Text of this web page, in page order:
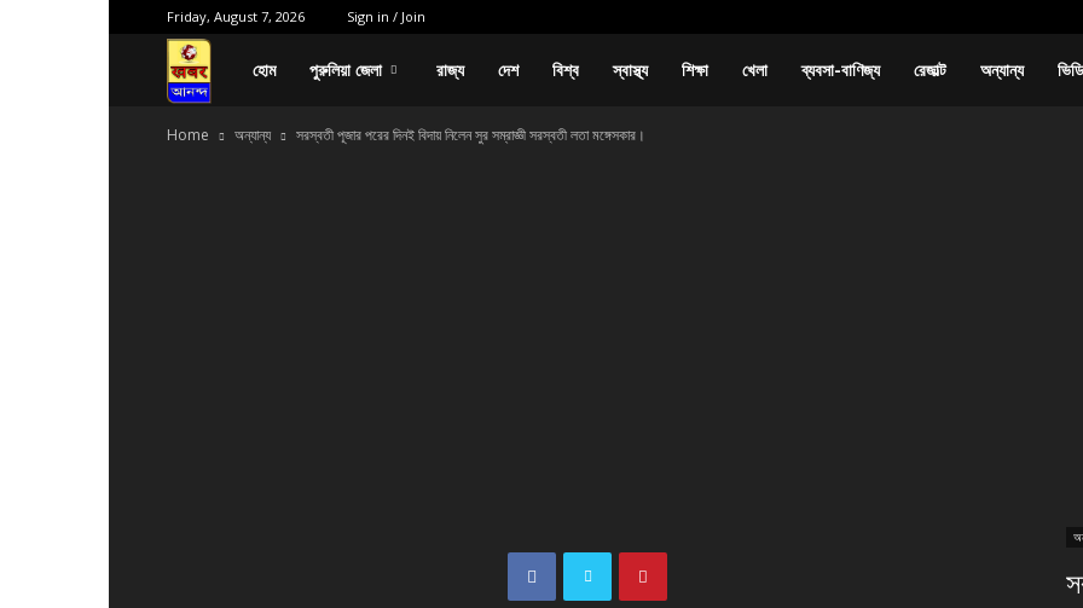
Friday, August 7, 2026 Sign in / Join
পক্ষপাত
বাদ
হোম পুরুলিয়া জেলা রাজ্য দেশ বিশ্ব স্বাস্থ্য শিক্ষা খেলা ব্যবসা-বাণিজ্য রেজাল্ট অন্যান্য
Home অন্যান্য সরস্বতী পূজার পরের দিনই বিদায় নিলেন সুর সম্রাজ্ঞী সরস্বতী লতা মঙ্গেসকার।